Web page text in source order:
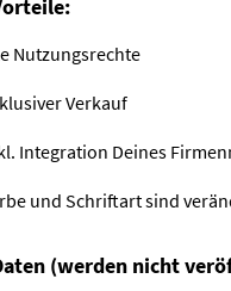
Nutzungsrechte
Verkauf
Integration Deines
und Schriftart sind
(werden nicht